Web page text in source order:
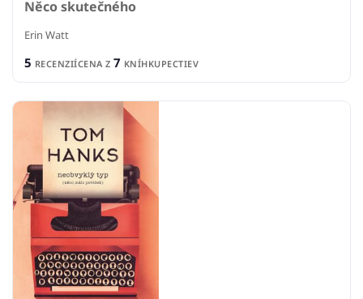
Něco skutečného
Erin Watt
5 RECENZIÍCENA Z 7 KNÍHKUPECTIEV